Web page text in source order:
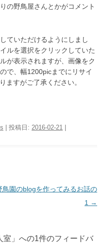
の野鳥屋さんとかがコメント
ていただけるようにしまし
ルを選択をクリックしていた
が表示されますが、画像をク
で、幅1200picまでにリサイ
ますがご了承ください。
| 投稿日: 2016-02-21 |
鳥園のblogを作ってみるお話の
1 →
室 」への1件のフィードバ